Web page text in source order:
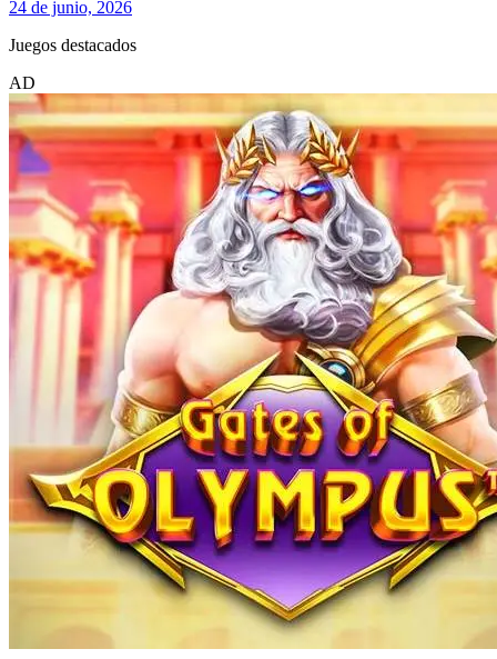
24 de junio, 2026
Juegos destacados
AD